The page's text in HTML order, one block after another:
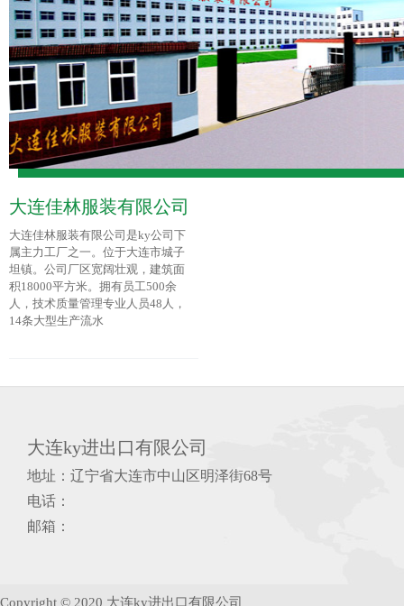
大连佳林服装有限公司
大连佳林服装有限公司是ky公司下
属主力工厂之一。位于大连市城子
坦镇。公司厂区宽阔壮观，建筑面
积18000平方米。拥有员工500余
人，技术质量管理专业人员48人，
14条大型生产流水
大连ky进出口有限公司
地址：辽宁省大连市中山区明泽街68号
电话：
邮箱：
Copyright © 2020 大连ky进出口有限公司